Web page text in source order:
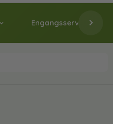
Engangsservice &